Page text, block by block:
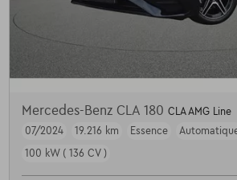
Mercedes-Benz CLA 180 CLA AMG Line
07/2024
19.216 km Essence
100 kW ( 136 CV )